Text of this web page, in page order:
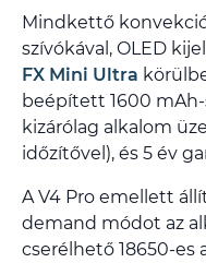
Mindkettő
szívókával, OLED
FX Mini Ultra
beépített 1600
kizárólag alkalom
időzítővel), és 5 év
A V4 Pro emellett
demand módot az
cserélhető 18650-